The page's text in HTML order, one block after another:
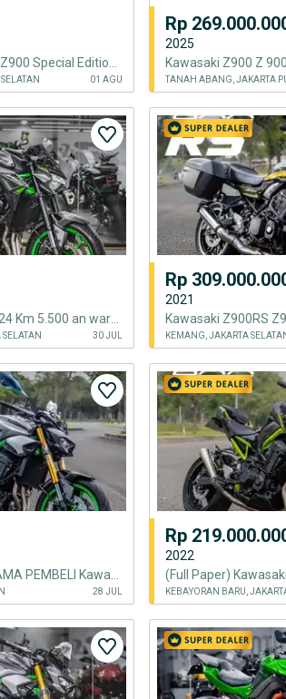
01 AGU
Rp
2025
TANAH ABANG, JAKARTA
30 JUL
Rp
2021
KEMANG, JAKARTA
28 JUL
Rp
2022
KEBAYORAN BARU,